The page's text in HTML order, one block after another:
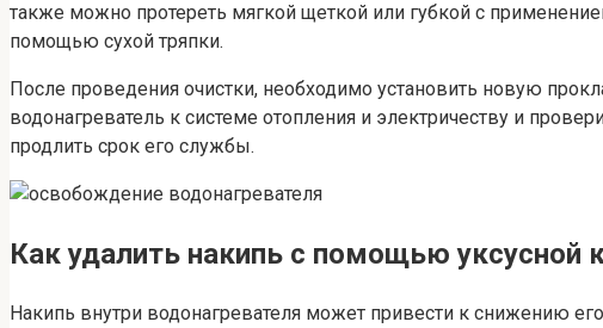
также можно протереть мягкой щеткой или губкой с
помощью сухой тряпки.
После проведения очистки, необходимо установить новую
водонагреватель к системе отопления и электричеству и
продлить срок его службы.
Как удалить накипь с помощью уксусной
Накипь внутри водонагревателя может привести к снижению